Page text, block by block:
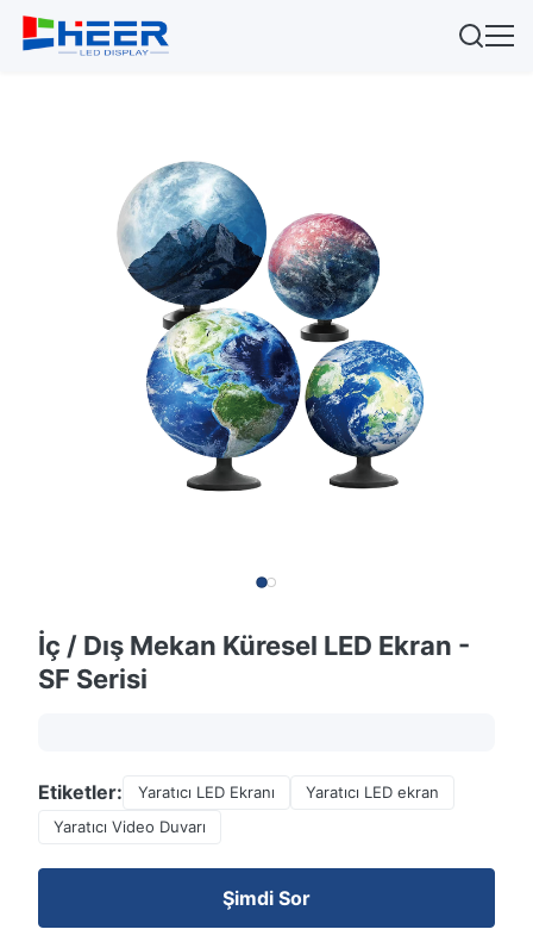
İç / Dış Mekan Küresel LED Ekran -
SF Serisi
Etiketler: Yaratıcı LED Ekranı
Yaratıcı LED ekran
Yaratıcı Video Duvarı
Şimdi Sor